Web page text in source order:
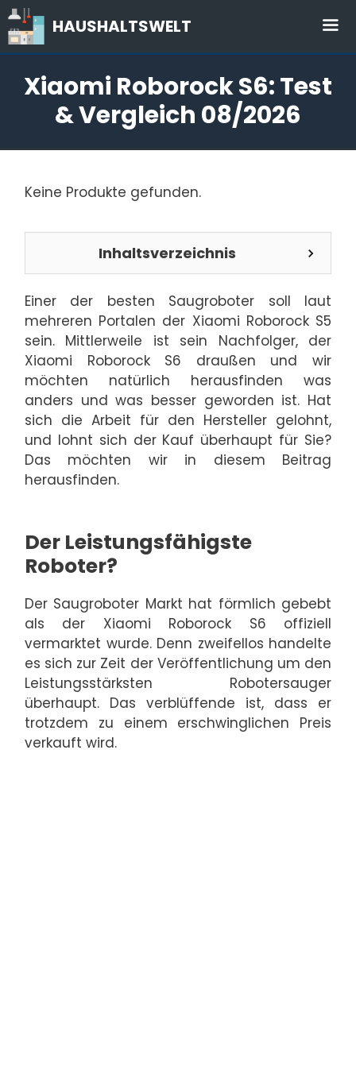
Zum
Inhalt
springen
HAUSHALTSWELT
Xiaomi Roborock S6: Test
& Vergleich 08/2026
Keine Produkte gefunden.
Inhaltsverzeichnis
Einer der besten Saugroboter soll laut
mehreren Portalen der Xiaomi Roborock S5
sein. Mittlerweile ist sein Nachfolger, der
Xiaomi Roborock S6 draußen und wir
möchten natürlich herausfinden was
anders und was besser geworden ist. Hat
sich die Arbeit für den Hersteller gelohnt,
und lohnt sich der Kauf überhaupt für Sie?
Das möchten wir in diesem Beitrag
herausfinden.
Der Leistungsfähigste
Roboter?
Der Saugroboter Markt hat förmlich gebebt
als der Xiaomi Roborock S6 offiziell
vermarktet wurde. Denn zweifellos handelte
es sich zur Zeit der Veröffentlichung um den
Leistungsstärksten Robotersauger
überhaupt. Das verblüffende ist, dass er
trotzdem zu einem erschwinglichen Preis
verkauft wird.